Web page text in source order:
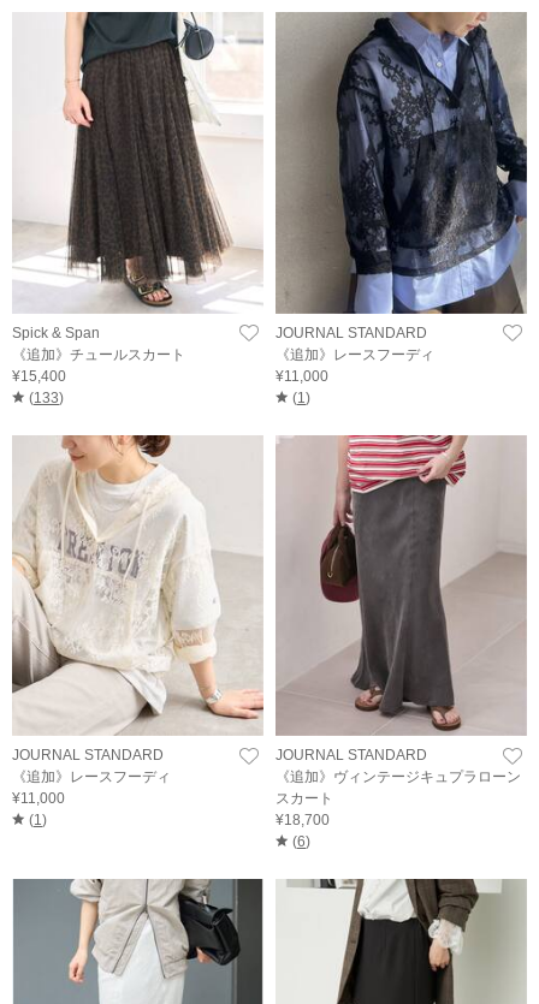
Spick & Span
《追加》チュールスカート
¥15,400
(133)
JOURNAL STANDARD
《追加》レースフーディ
¥11,000
(1 )
JOURNAL STANDARD
《追加》レースフーディ
¥11,000
(1)
JOURNAL STANDARD
《追加》ヴィンテージキュプラローン
スカート
¥18,700
(6)